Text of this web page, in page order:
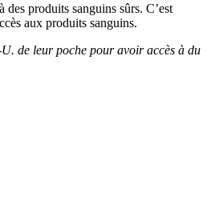
produits sanguins sûrs. C’est
aux produits sanguins.
de leur poche pour avoir accès à du